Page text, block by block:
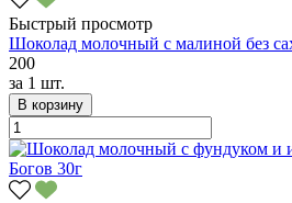
Быстрый просмотр
Шоколад молочный с малиной без
200
за 1 шт.
В корзину